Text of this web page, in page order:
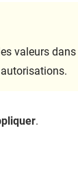
valeurs
.